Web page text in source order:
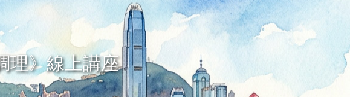
理》線上講座